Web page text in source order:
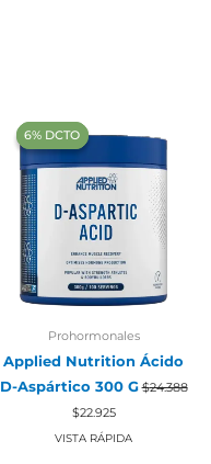
‍6% DCTO‍‍
‍6% DCTO‍‍
Prohormonales
Applied Nutrition Ácido
D-Aspártico 300 G $24.388
El
precio
original
$22.925El
precio
actual
VISTA RÁPIDA